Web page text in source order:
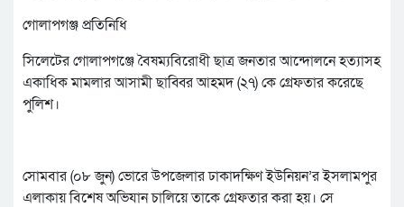
গোলাপগঞ্জ প্রতিনিধি
সিলেটের গোলাপগঞ্জে বৈষম্যবিরোধী ছাত্র জনতার আন্দোলনে হত্যাসহ
একাধিক মামলার আসামী ছাব্বির আহমদ (২৭) কে গ্রেফতার করেছে
পুলিশ।
সোমবার (০৮ জুন) ভোরে উপজেলার ঢাকাদক্ষিণ ইউনিয়ন’র ইসলামপুর
এলাকায় বিশেষ অভিযান চালিয়ে তাকে গ্রেফতার করা হয়। সে